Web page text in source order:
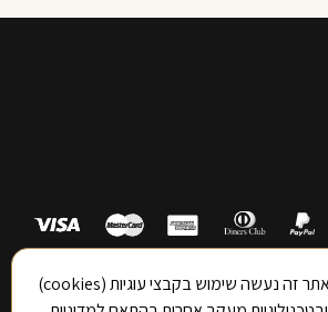
באתר זה נעשה שימוש בקבצי עוגיות (cookies)